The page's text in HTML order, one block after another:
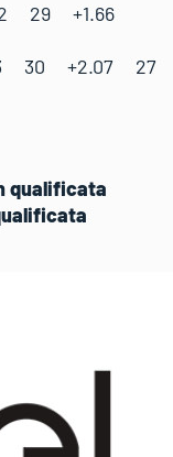
29 +1.66
30 +2.07 27